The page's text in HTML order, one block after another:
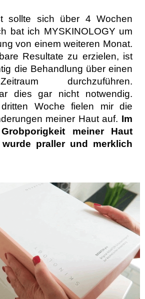
sollte sich über 4 Wochen
bat ich MYSKINOLOGY um
von einem weiteren Monat.
Resultate zu erzielen, ist
die Behandlung über einen
durchzuführen.
dies gar nicht notwendig.
Woche fielen mir die
meiner Haut auf. Im
meiner Haut
praller und merklich